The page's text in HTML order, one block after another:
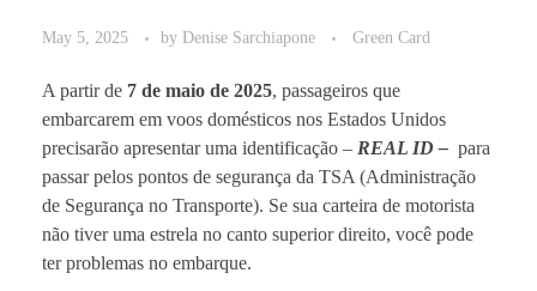
May 5, 2025 by Denise Sarchiapone Green Card
A partir de 7 de maio de 2025, passageiros que
embarcarem em voos domésticos nos Estados Unidos
precisarão apresentar uma identificação – REAL ID – para
passar pelos pontos de segurança da TSA (Administração
de Segurança no Transporte). Se sua carteira de motorista
não tiver uma estrela no canto superior direito, você pode
ter problemas no embarque.